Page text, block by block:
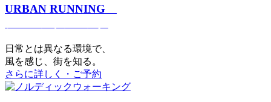
URBAN RUNNING
日常とは異なる環境で、
風を感じ、街を知る。
さらに詳しく・ご予約